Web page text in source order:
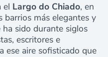
el Largo do Chiado, en
barrios más elegantes y
sido durante siglos
escritores e
ese aire sofisticado que